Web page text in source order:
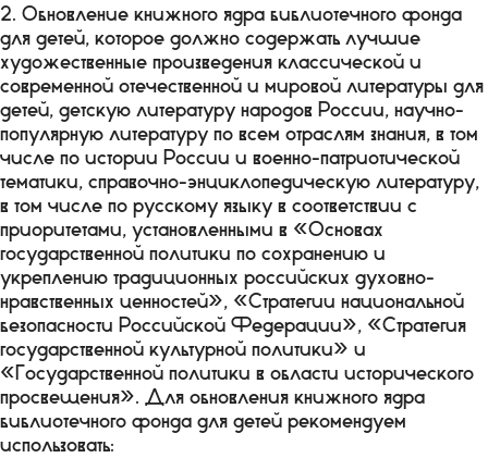
2. Обновление книжного ядра библиотечного фонда
для детей, которое должно содержать лучшие
художественные произведения классической и
современной отечественной и мировой литературы для
детей, детскую литературу народов России, научно-
популярную литературу по всем отраслям знания, в том
числе по истории России и военно-патриотической
тематики, справочно-энциклопедическую литературу,
в том числе по русскому языку в соответствии с
приоритетами, установленными в «Основах
государственной политики по сохранению и
укреплению традиционных российских духовно-
нравственных ценностей», «Стратегии национальной
безопасности Российской Федерации», «Стратегия
государственной культурной политики» и
«Государственной политики в области исторического
просвещения». Для обновления книжного ядра
библиотечного фонда для детей рекомендуем
использовать: